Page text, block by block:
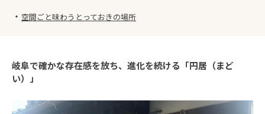
・ 空間ごと味わうとっておきの場所
岐阜で確かな存在感を放ち、進化を続ける「円居（まど
い）」